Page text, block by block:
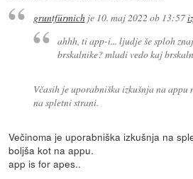
gruntfürmichje 10. maj 2022 ob 13:57
ahhh, ti app-i... ljudje še sploh
brskalnike? mladi vedo kaj
Včasih je uporabniška izkušnja na
na spletni strani.
Večinoma je uporabniška izkušnja na
boljša kot na appu.
app is for apes..